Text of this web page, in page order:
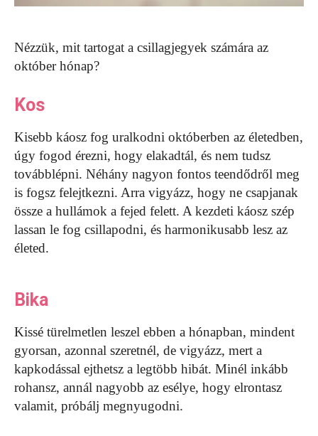
Nézzük, mit tartogat a csillagjegyek számára az
október hónap?
Kos
Kisebb káosz fog uralkodni októberben az életedben,
úgy fogod érezni, hogy elakadtál, és nem tudsz
továbblépni. Néhány nagyon fontos teendődről meg
is fogsz felejtkezni. Arra vigyázz, hogy ne csapjanak
össze a hullámok a fejed felett. A kezdeti káosz szép
lassan le fog csillapodni, és harmonikusabb lesz az
életed.
Bika
Kissé türelmetlen leszel ebben a hónapban, mindent
gyorsan, azonnal szeretnél, de vigyázz, mert a
kapkodással ejthetsz a legtöbb hibát. Minél inkább
rohansz, annál nagyobb az esélye, hogy elrontasz
valamit, próbálj megnyugodni.